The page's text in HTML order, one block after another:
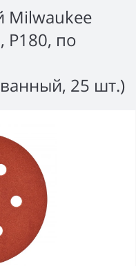
Milwaukee
P180, по
25 шт.)